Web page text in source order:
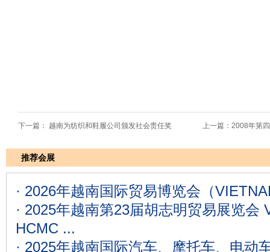
下一篇： 越南为纺织和鞋履公司颁发社会责任奖 上一篇： 2008年第
推荐会展
· ‌2026年越南国际贸易博览会（
· 2025年越南第23届胡志明贸易展览会
HCMC ...
· 2025年越南国际汽车、摩托车、电动